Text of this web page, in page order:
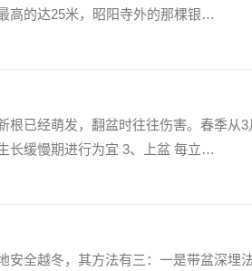
高的达25米，昭阳寺外的那棵银…
已经萌发，翻盆时往往伤害。春季从3
长缓慢期进行为宜 3、上盆 每立…
安全越冬，其方法有三：一是带盆深埋